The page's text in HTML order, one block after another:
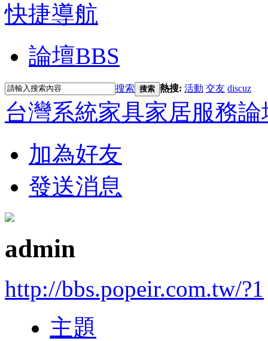
快捷導航
論壇BBS
搜索 搜索 熱搜: 活動 交友 discuz
台灣系統家具家居服務論
加為好友
發送消息
admin
http://bbs.popeir.com.tw/?1
主題